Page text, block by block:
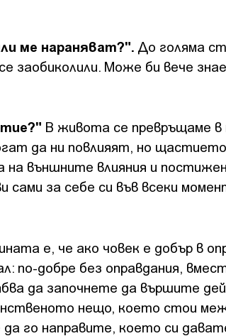
ме нараняват?". До голяма
заобиколили. Може би вече
В живота се превръщаме
да ни повлияят, но
външните влияния и
за себе си във всеки
е, че ако човек е добър в
по-добре без оправдания,
да започнете да вършите
нещо, което стои
го направите, което си